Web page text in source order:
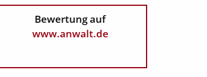
Bewertung auf
www.anwalt.de